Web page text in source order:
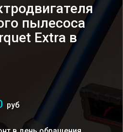
пылесоса
Extra в
руб